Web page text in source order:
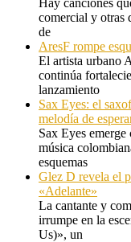
comercial y otras
de
AresF rompe
El artista urbano
continúa
lanzamiento
Sax Eyes: el
melodía de
Sax Eyes emerge
música
esquemas
Glez D revela el
«Adelante»
La cantante y
irrumpe en la
Us)», un